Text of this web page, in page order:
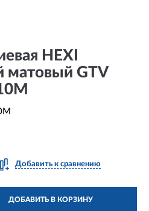
HEXI
матовый GTV
Добавить к сравнению
ДОБАВИТЬ В КОРЗИНУ